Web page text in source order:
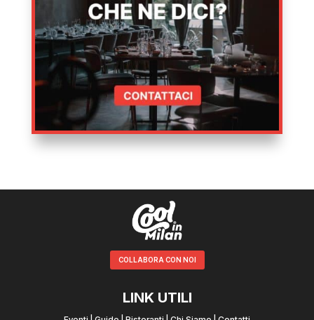
COLLABORA CON NOI
LINK UTILI